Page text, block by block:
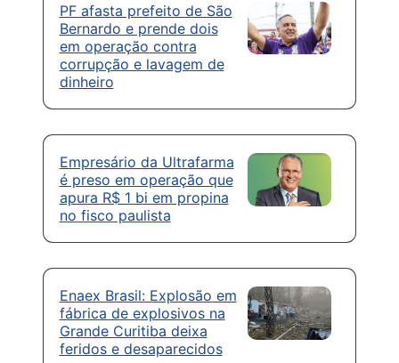
PF afasta prefeito de São
Bernardo e prende dois
em operação contra
corrupção e lavagem de
dinheiro
Empresário da Ultrafarma
é preso em operação que
apura R$ 1 bi em propina
no fisco paulista
Enaex Brasil: Explosão em
fábrica de explosivos na
Grande Curitiba deixa
feridos e desaparecidos